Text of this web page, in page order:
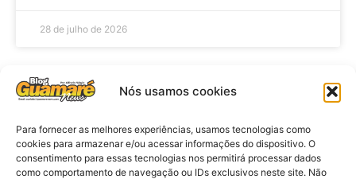
Nós usamos cookies
Para fornecer as melhores experiências, usamos tecnologias como
cookies para armazenar e/ou acessar informações do dispositivo. O
consentimento para essas tecnologias nos permitirá processar dados
como comportamento de navegação ou IDs exclusivos neste site. Não
28 de julho de 2026